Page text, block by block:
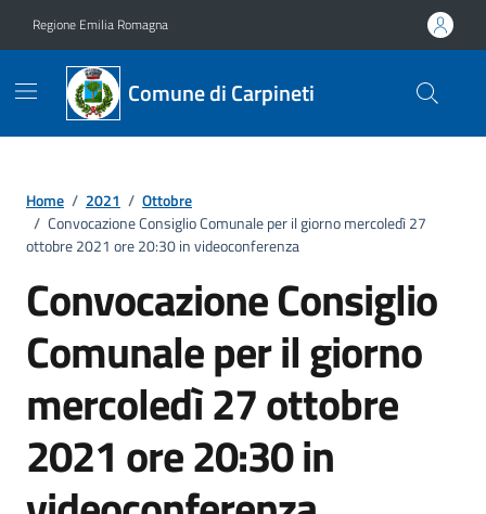
Regione Emilia Romagna
Comune di Carpineti
Home / 2021 / Ottobre
/ Convocazione Consiglio Comunale per il giorno mercoledì 27
ottobre 2021 ore 20:30 in videoconferenza
Convocazione Consiglio
Comunale per il giorno
mercoledì 27 ottobre
2021 ore 20:30 in